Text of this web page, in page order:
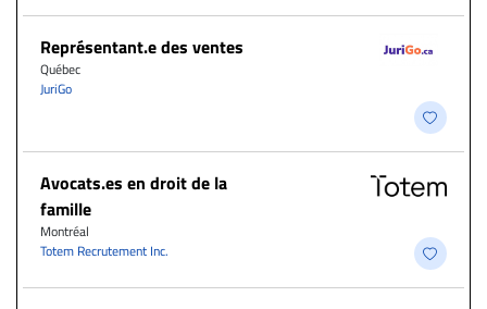
Représentant.e des ventes
Québec
JuriGo
Avocats.es en droit de la
famille
Montréal
Totem Recrutement Inc.